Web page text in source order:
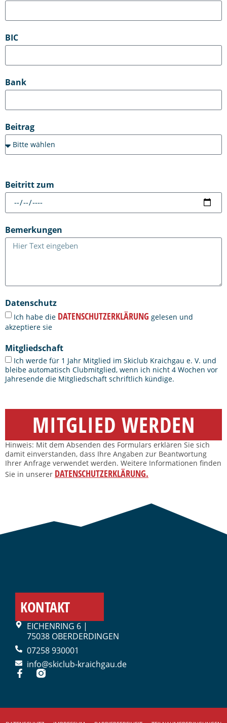
BIC
Bank
Beitrag
Beitritt zum
Bemerkungen
Datenschutz
Ich habe die DATENSCHUTZERKLÄRUNG gelesen und
akzeptiere sie
Mitgliedschaft
Ich werde für 1 Jahr Mitglied im Skiclub Kraichgau e. V. und
bleibe automatisch Clubmitglied, wenn ich nicht 4 Wochen vor
Jahresende die Mitgliedschaft schriftlich kündige.
MITGLIED WERDEN
Hinweis: Mit dem Absenden des Formulars erklären Sie sich
damit einverstanden, dass Ihre Angaben zur Beantwortung
Ihrer Anfrage verwendet werden. Weitere Informationen finden
Sie in unserer DATENSCHUTZERKLÄRUNG.
KONTAKT
EICHENRING 6 |
75038 OBERDERDINGEN
07258 930001
info@skiclub-kraichgau.de